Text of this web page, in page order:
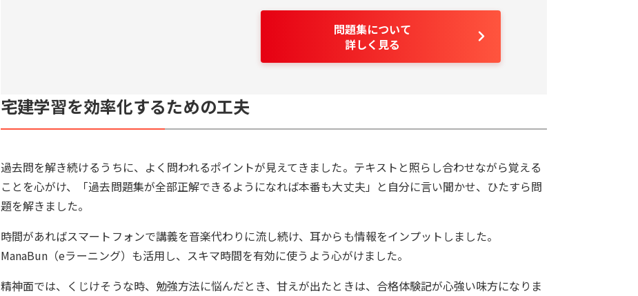
問題集について
詳しく見る
宅建学習を効率化するための工夫
過去問を解き続けるうちに、よく問われるポイントが見えてきました。テキストと照らし合わせながら覚える
ことを心がけ、「過去問題集が全部正解できるようになれば本番も大丈夫」と自分に言い聞かせ、ひたすら問
題を解きました。
時間があればスマートフォンで講義を音楽代わりに流し続け、耳からも情報をインプットしました。
ManaBun（eラーニング）も活用し、スキマ時間を有効に使うよう心がけました。
精神面では、くじけそうな時、勉強方法に悩んだとき、甘えが出たときは、合格体験記が心強い味方になりま